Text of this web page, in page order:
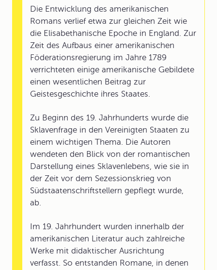
Die Entwicklung des amerikanischen
Romans verlief etwa zur gleichen Zeit wie
die Elisabethanische Epoche in England. Zur
Zeit des Aufbaus einer amerikanischen
Föderationsregierung im Jahre 1789
verrichteten einige amerikanische Gebildete
einen wesentlichen Beitrag zur
Geistesgeschichte ihres Staates.
Zu Beginn des 19. Jahrhunderts wurde die
Sklavenfrage in den Vereinigten Staaten zu
einem wichtigen Thema. Die Autoren
wendeten den Blick von der romantischen
Darstellung eines Sklavenlebens, wie sie in
der Zeit vor dem Sezessionskrieg von
Südstaatenschriftstellern gepflegt wurde,
ab.
Im 19. Jahrhundert wurden innerhalb der
amerikanischen Literatur auch zahlreiche
Werke mit didaktischer Ausrichtung
verfasst. So entstanden Romane, in denen